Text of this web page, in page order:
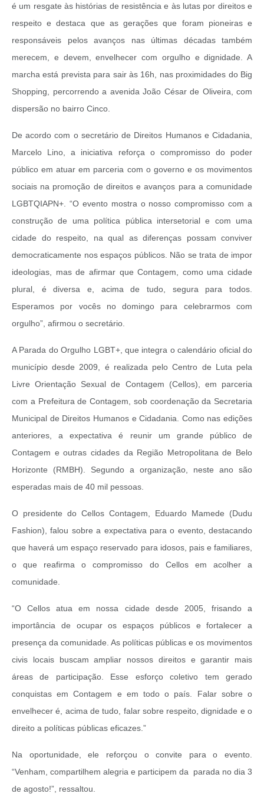
é um resgate às histórias de resistência e às lutas por direitos e
respeito e destaca que as gerações que foram pioneiras e
responsáveis pelos avanços nas últimas décadas também
merecem, e devem, envelhecer com orgulho e dignidade. A
marcha está prevista para sair às 16h, nas proximidades do Big
Shopping, percorrendo a avenida João César de Oliveira, com
dispersão no bairro Cinco.
De acordo com o secretário de Direitos Humanos e Cidadania,
Marcelo Lino, a iniciativa reforça o compromisso do poder
público em atuar em parceria com o governo e os movimentos
sociais na promoção de direitos e avanços para a comunidade
LGBTQIAPN+. “O evento mostra o nosso compromisso com a
construção de uma política pública intersetorial e com uma
cidade do respeito, na qual as diferenças possam conviver
democraticamente nos espaços públicos. Não se trata de impor
ideologias, mas de afirmar que Contagem, como uma cidade
plural, é diversa e, acima de tudo, segura para todos.
Esperamos por vocês no domingo para celebrarmos com
orgulho”, afirmou o secretário.
A Parada do Orgulho LGBT+, que integra o calendário oficial do
município desde 2009, é realizada pelo Centro de Luta pela
Livre Orientação Sexual de Contagem (Cellos), em parceria
com a Prefeitura de Contagem, sob coordenação da Secretaria
Municipal de Direitos Humanos e Cidadania. Como nas edições
anteriores, a expectativa é reunir um grande público de
Contagem e outras cidades da Região Metropolitana de Belo
Horizonte (RMBH). Segundo a organização, neste ano são
esperadas mais de 40 mil pessoas.
O presidente do Cellos Contagem, Eduardo Mamede (Dudu
Fashion), falou sobre a expectativa para o evento, destacando
que haverá um espaço reservado para idosos, pais e familiares,
o que reafirma o compromisso do Cellos em acolher a
comunidade.
“O Cellos atua em nossa cidade desde 2005, frisando a
importância de ocupar os espaços públicos e fortalecer a
presença da comunidade. As políticas públicas e os movimentos
civis locais buscam ampliar nossos direitos e garantir mais
áreas de participação. Esse esforço coletivo tem gerado
conquistas em Contagem e em todo o país. Falar sobre o
envelhecer é, acima de tudo, falar sobre respeito, dignidade e o
direito a políticas públicas eficazes.”
Na oportunidade, ele reforçou o convite para o evento.
“Venham, compartilhem alegria e participem da parada no dia 3
de agosto!”, ressaltou.